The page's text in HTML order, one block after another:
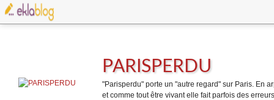
PARISPERDU
"Parisperdu" porte un "autre regard" sur Paris. En
et comme tout être vivant elle fait parfois des